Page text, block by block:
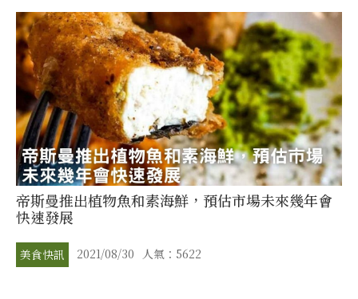
帝斯曼推出植物魚和素海鮮，預估市場未來幾年會
快速發展
美食快訊 2021/08/30 人氣：5622